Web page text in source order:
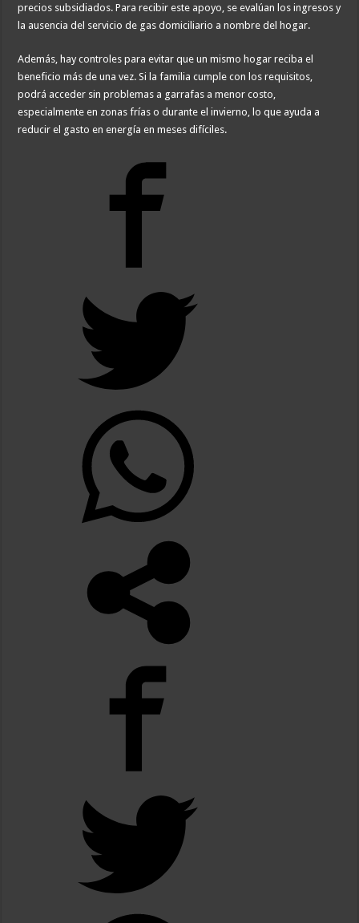
precios subsidiados. Para recibir este apoyo, se evalúan los ingresos y
la ausencia del servicio de gas domiciliario a nombre del hogar.
Además, hay controles para evitar que un mismo hogar reciba el
beneficio más de una vez. Si la familia cumple con los requisitos,
podrá acceder sin problemas a garrafas a menor costo,
especialmente en zonas frías o durante el invierno, lo que ayuda a
reducir el gasto en energía en meses difíciles.